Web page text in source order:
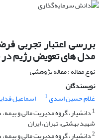
بررسی اعتبار تجربی
مدل های تعویض رژیم در
نوع مقاله : مقاله پژوهشی
نویسندگان
غلام حسین اسدی1 اسماعیل
1 دانشیار، گروه مدیریت مالی و
شهید بهشتی، تهران، ایران
2دانشیار، گروه مدیریت مالی و